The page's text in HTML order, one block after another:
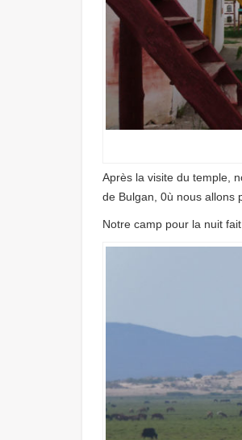
Après la visite du temple,
de Bulgan, 0ù nous allons
Notre camp pour la nuit